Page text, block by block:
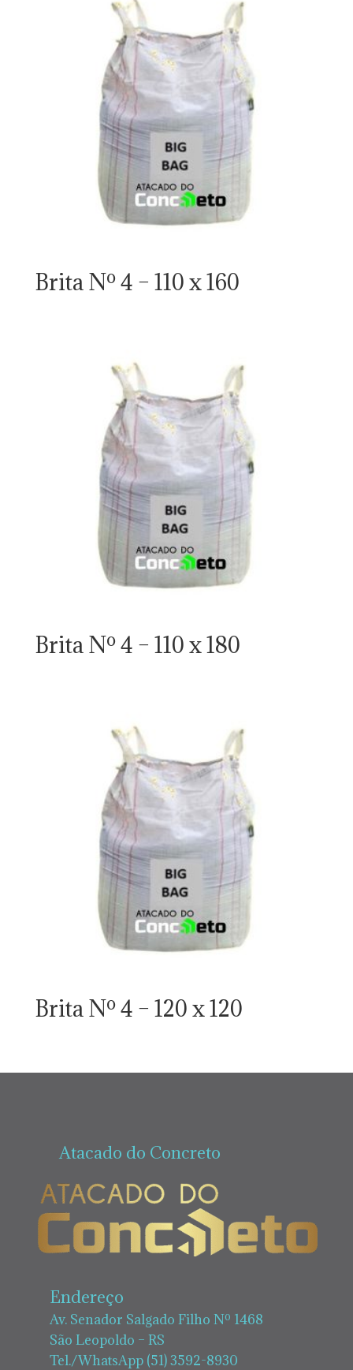
Brita Nº 4 – 110 x 160
Brita Nº 4 – 110 x 180
Brita Nº 4 – 120 x 120
Atacado do Concreto
Endereço
Av. Senador Salgado Filho Nº 1468
São Leopoldo – RS
Tel./WhatsApp (51) 3592-8930